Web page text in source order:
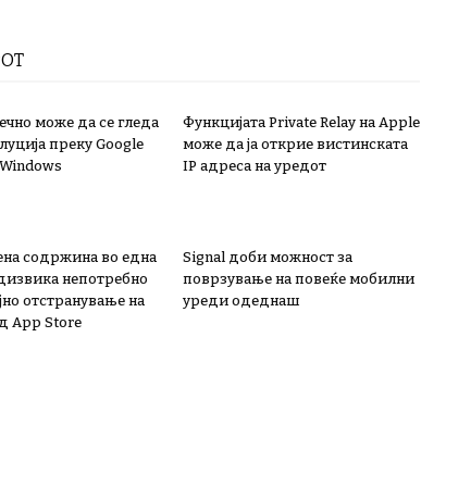
може да се гледа
преку Google
Функцијата Private Relay на Apple
може да ја открие вистинската
IP адреса на уредот
содржина во една
непотребно
отстранување на
App Store
Signal доби можност за
поврзување на повеќе мобилни
уреди одеднаш